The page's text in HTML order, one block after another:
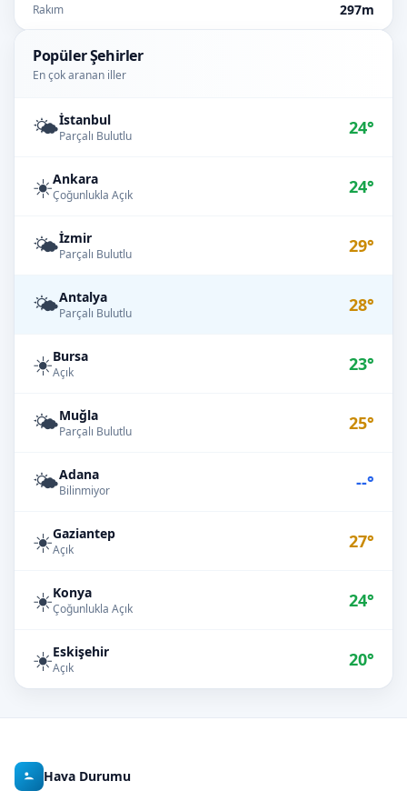
Rakım 297m
Popüler Şehirler
En çok aranan iller
🌤️İstanbul
Parçalı Bulutlu 24°
☀️Ankara
Çoğunlukla Açık 24°
🌤️İzmir
Parçalı Bulutlu 29°
🌤️Antalya
Parçalı Bulutlu 28°
☀️Bursa
Açık 23°
🌤️Muğla
Parçalı Bulutlu 25°
🌤️Adana
Bilinmiyor --°
☀️Gaziantep
Açık 27°
☀️Konya
Çoğunlukla Açık 24°
☀️Eskişehir
Açık 20°
Hava Durumu